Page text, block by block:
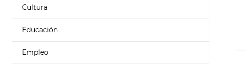
Cultura
Educación
Empleo